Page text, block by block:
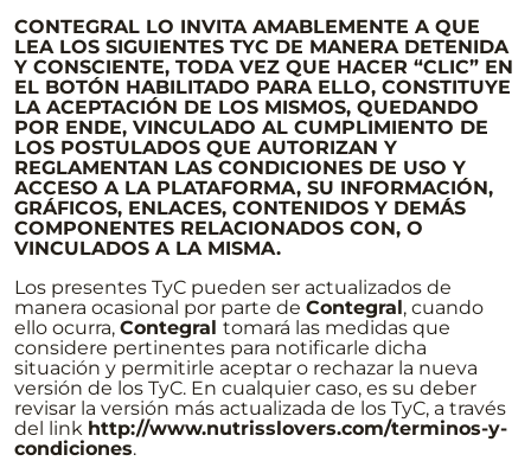
CONTEGRAL LO INVITA AMABLEMENTE A QUE
LEA LOS SIGUIENTES TYC DE MANERA DETENIDA
Y CONSCIENTE, TODA VEZ QUE HACER “CLIC” EN
EL BOTÓN HABILITADO PARA ELLO, CONSTITUYE
LA ACEPTACIÓN DE LOS MISMOS, QUEDANDO
POR ENDE, VINCULADO AL CUMPLIMIENTO DE
LOS POSTULADOS QUE AUTORIZAN Y
REGLAMENTAN LAS CONDICIONES DE USO Y
ACCESO A LA PLATAFORMA, SU INFORMACIÓN,
GRÁFICOS, ENLACES, CONTENIDOS Y DEMÁS
COMPONENTES RELACIONADOS CON, O
VINCULADOS A LA MISMA.
Los presentes TyC pueden ser actualizados de
manera ocasional por parte de Contegral, cuando
ello ocurra, Contegral tomará las medidas que
considere pertinentes para notificarle dicha
situación y permitirle aceptar o rechazar la nueva
versión de los TyC. En cualquier caso, es su deber
revisar la versión más actualizada de los TyC, a través
del link http://www.nutrisslovers.com/terminos-y-
condiciones.